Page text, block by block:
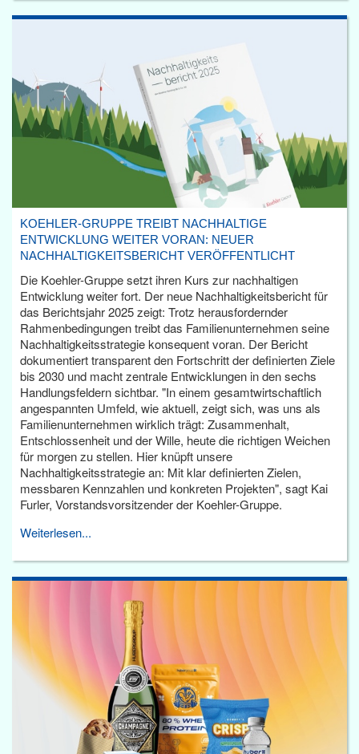
KOEHLER-GRUPPE TREIBT NACHHALTIGE
ENTWICKLUNG WEITER VORAN: NEUER
NACHHALTIGKEITSBERICHT VERÖFFENTLICHT
Die Koehler-Gruppe setzt ihren Kurs zur nachhaltigen
Entwicklung weiter fort. Der neue Nachhaltigkeitsbericht für
das Berichtsjahr 2025 zeigt: Trotz herausfordernder
Rahmenbedingungen treibt das Familienunternehmen seine
Nachhaltigkeitsstrategie konsequent voran. Der Bericht
dokumentiert transparent den Fortschritt der definierten Ziele
bis 2030 und macht zentrale Entwicklungen in den sechs
Handlungsfeldern sichtbar. "In einem gesamtwirtschaftlich
angespannten Umfeld, wie aktuell, zeigt sich, was uns als
Familienunternehmen wirklich trägt: Zusammenhalt,
Entschlossenheit und der Wille, heute die richtigen Weichen
für morgen zu stellen. Hier knüpft unsere
Nachhaltigkeitsstrategie an: Mit klar definierten Zielen,
messbaren Kennzahlen und konkreten Projekten", sagt Kai
Furler, Vorstandsvorsitzender der Koehler-Gruppe.
Weiterlesen...